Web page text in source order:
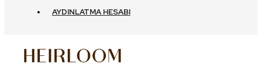
AYDINLATMA HESABI